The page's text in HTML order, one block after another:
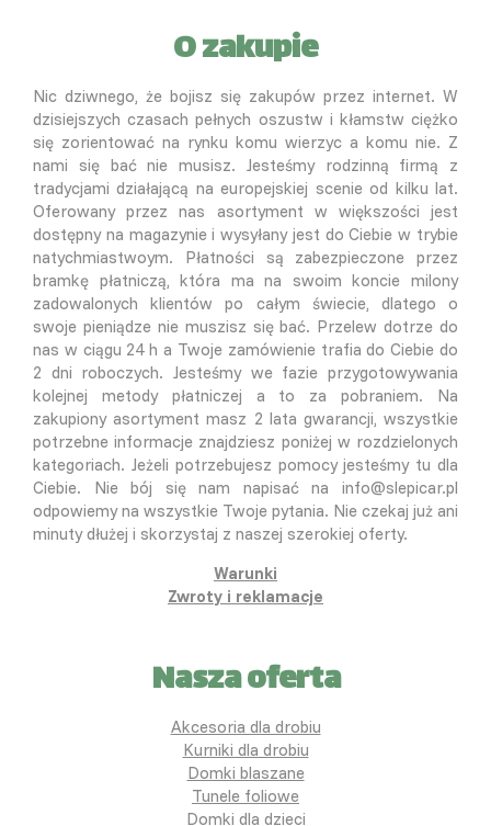
O zakupie
Nic dziwnego, że bojisz się zakupów przez internet. W
dzisiejszych czasach pełnych oszustw i kłamstw ciężko
się zorientować na rynku komu wierzyc a komu nie. Z
nami się bać nie musisz. Jesteśmy rodzinną firmą z
tradycjami działającą na europejskiej scenie od kilku lat.
Oferowany przez nas asortyment w większości jest
dostępny na magazynie i wysyłany jest do Ciebie w trybie
natychmiastwoym. Płatności są zabezpieczone przez
bramkę płatniczą, która ma na swoim koncie milony
zadowalonych klientów po całym świecie, dlatego o
swoje pieniądze nie muszisz się bać. Przelew dotrze do
nas w ciągu 24 h a Twoje zamówienie trafia do Ciebie do
2 dni roboczych. Jesteśmy we fazie przygotowywania
kolejnej metody płatniczej a to za pobraniem. Na
zakupiony asortyment masz 2 lata gwarancji, wszystkie
potrzebne informacje znajdziesz poniżej w rozdzielonych
kategoriach. Jeżeli potrzebujesz pomocy jesteśmy tu dla
Ciebie. Nie bój się nam napisać na info@slepicar.pl
odpowiemy na wszystkie Twoje pytania. Nie czekaj już ani
minuty dłużej i skorzystaj z naszej szerokiej oferty.
Warunki
Zwroty i reklamacje
Nasza oferta
Akcesoria dla drobiu
Kurniki dla drobiu
Domki blaszane
Tunele foliowe
Domki dla dzieci